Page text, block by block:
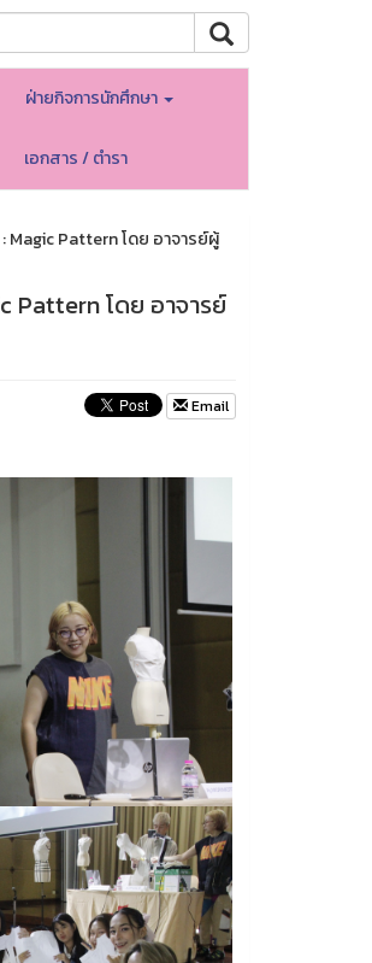
ฝ่ายกิจการนักศึกษา
เอกสาร / ตำรา
Magic Pattern โดย อาจารย์ผู้
Pattern โดย อาจารย์
Email